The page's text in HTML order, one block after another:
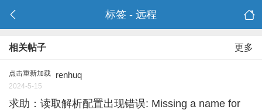
标签 - 远程
相关帖子 更多
点击重新加载 renhuq
2024-5-15
求助：读取解析配置出现错误: Missing a name for